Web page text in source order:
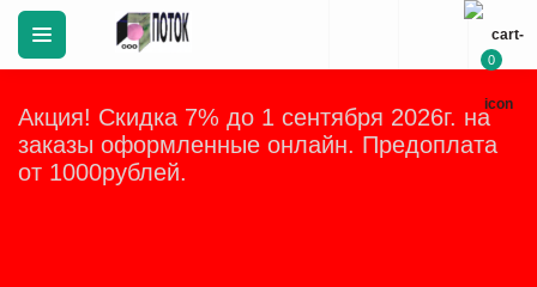
Акция! Скидка 7% до 1 сентября 2026г. на
заказы оформленные онлайн. Предоплата
от 1000рублей.
0